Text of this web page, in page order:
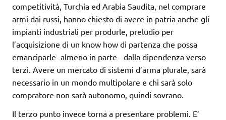
competitività, Turchia ed Arabia Saudita, nel comprare
armi dai russi, hanno chiesto di avere in patria anche gli
impianti industriali per produrle, preludio per
l’acquisizione di un know how di partenza che possa
emanciparle -almeno in parte- dalla dipendenza verso
terzi. Avere un mercato di sistemi d’arma plurale, sarà
necessario in un mondo multipolare e chi sarà solo
compratore non sarà autonomo, quindi sovrano.
Il terzo punto invece torna a presentare problemi. E’